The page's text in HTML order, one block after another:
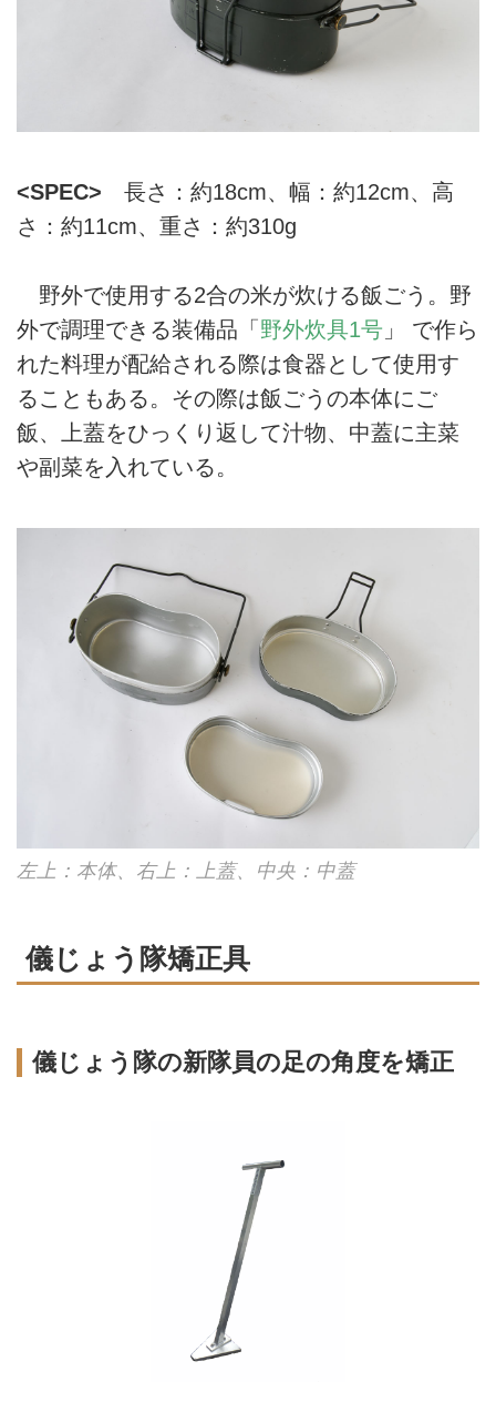
<SPEC> 長さ：約18cm、幅：約12cm、高
さ：約11cm、重さ：約310g
野外で使用する2合の米が炊ける飯ごう。野
外で調理できる装備品「 野外炊具1号 」 で作ら
れた料理が配給される際は食器として使用す
ることもある。その際は飯ごうの本体にご
飯、上蓋をひっくり返して汁物、中蓋に主菜
や副菜を入れている。
左上：本体、右上：上蓋、中央：中蓋
儀じょう隊矯正具
儀じょう隊の新隊員の足の角度を矯正